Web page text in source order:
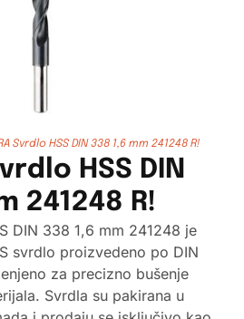
Svrdlo HSS DIN 338 1,6 mm 241248 R!
HSS DIN
241248 R!
DIN 338 1,6 mm 241248 je
svrdlo proizvedeno po DIN
za precizno bušenje
Svrdla su pakirana u